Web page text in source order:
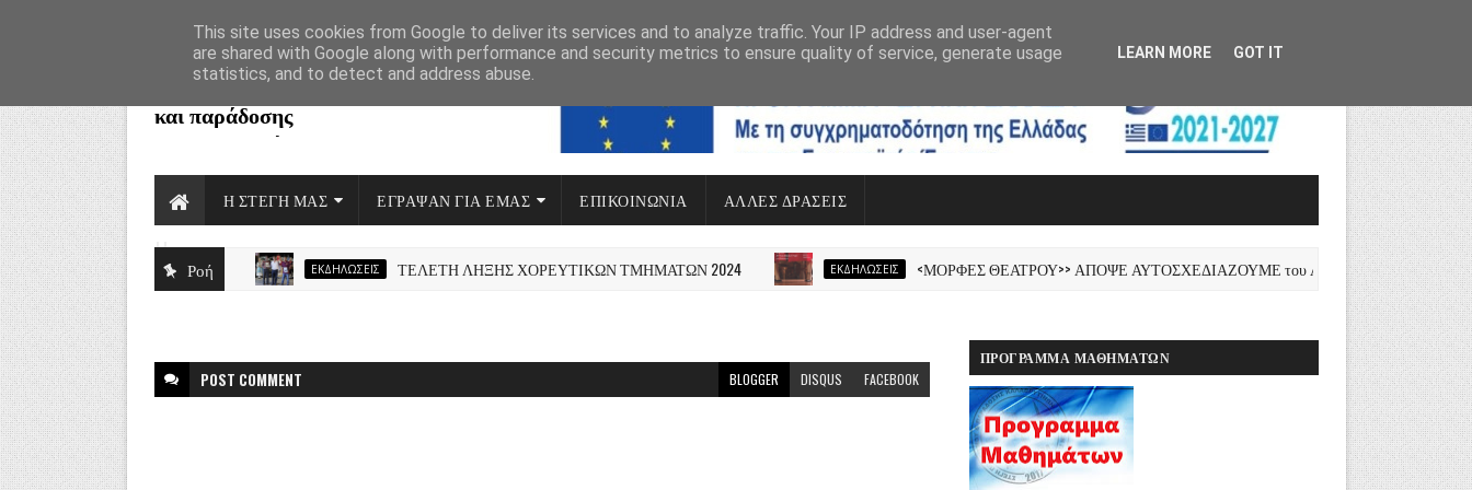
Στέγη πολιτισμού
και παράδοσης
Καλαβρυτινών
και φίλων
Πάτρας ''Αγία
Λαύρα''
Η Στέγη πολιτισμού και
παράδοσης
Πολιτισμού και
Παράδοσης
ΠΡΟΓΡΑΜΜΑ ΔΥΤΙΚΗ ΕΛΛΑΔΑ
Home
Η ΣΤΈΓΗ ΜΑΣ ΈΓΡΑΨΑΝ ΓΙΑ ΕΜΆΣ ΕΠΙΚΟΙΝΩΝΙΑ ΆΛΛΕΣ ΔΡΆΣΕΙΣ
Ροή ΕΚΔΗΛΏΣΕΙΣ ΤΕΛΕΤΗ ΛΗΞΗΣ ΧΟΡΕΥΤΙΚΩΝ ΤΜΗΜΑΤΩΝ 2024 ΕΚΔΗΛΏΣΕΙΣ <ΜΟΡΦΕΣ ΘΕΑΤΡΟΥ>> ΑΠΟΨΕ ΑΥΤΟΣΧΕΔΙΑΖΟΥΜΕ του Λ.ΠΙΡΑΝΤΕΛΟ
POST COMMENT BLOGGER DISQUS FACEBOOK
ΠΡΌΓΡΑΜΜΑ ΜΑΘΗΜΆΤΩΝ
This site uses cookies from Google to deliver its services and to analyze traffic. Your IP address and user-agent
are shared with Google along with performance and security metrics to ensure quality of service, generate usage
statistics, and to detect and address abuse.
LEARN MORE GOT IT